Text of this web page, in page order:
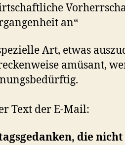
an“
Art, etwas
amüsant,
Text der E-Mail:
die